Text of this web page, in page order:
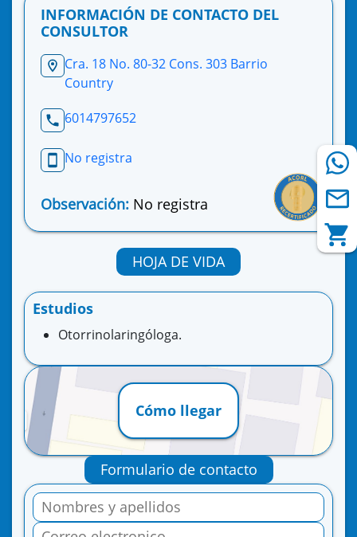
INFORMACIÓN DE CONTACTO DEL
CONSULTOR
Cra. 18 No. 80-32 Cons. 303 Barrio
Country
6014797652
No registra
Observación: No registra
HOJA DE VIDA
Estudios
Otorrinolaringóloga.
Cómo llegar
Formulario de contacto